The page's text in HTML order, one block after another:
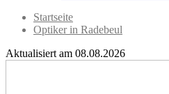
Startseite
Optiker in Radebeul
Aktualisiert am 08.08.2026